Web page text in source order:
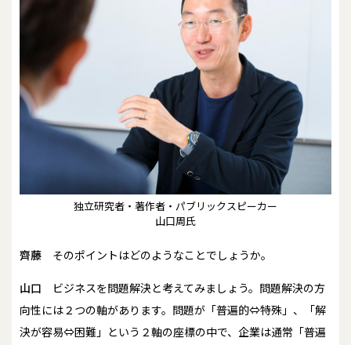
独立研究者・著作者・パブリックスピーカー
山口周氏
齊藤 そのポイントはどのようなことでしょうか。
山口 ビジネスを問題解決と考えてみましょう。問題解決の方
向性には２つの軸があります。問題が「普遍的⇔特殊」、「解
決が容易⇔困難」という２軸の座標の中で、企業は通常「普遍